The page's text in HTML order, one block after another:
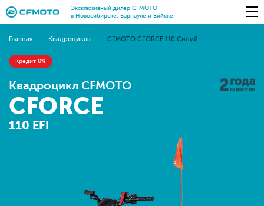
Эксклюзивный дилер CFMOTO
в Новосибирске, Барнауле и Бийске
Главная Квадроциклы CFMOTO CFORCE 110 Синий
Кредит 0%
Квадроцикл CFMOTO
CFORCE
110 EFI